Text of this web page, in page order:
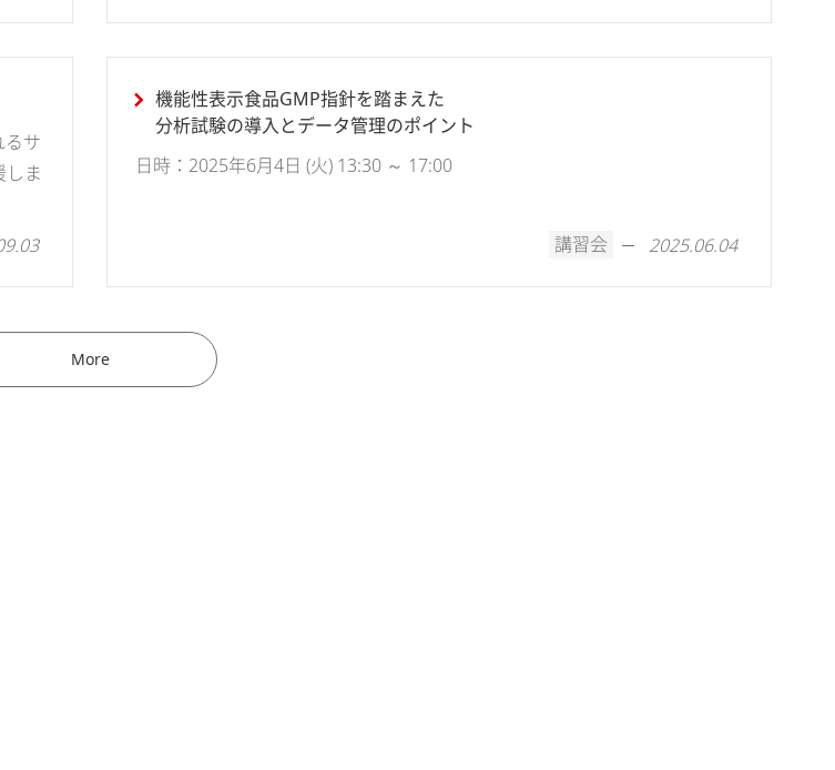
サ
しま
機能性表示食品GMP指針を踏まえた
分析試験の導入とデータ管理のポイント
日時：2025年6月4日 (火) 13:30 ～ 17:00
講習会 2025.06.04
More